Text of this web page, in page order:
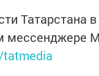
Татарстана в
мессенджере